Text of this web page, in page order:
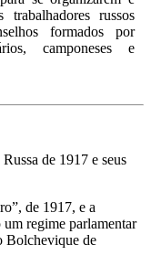
russos
formados por
camponeses e
de 1917 e seus
de 1917, e a
regime parlamentar
Bolchevique de